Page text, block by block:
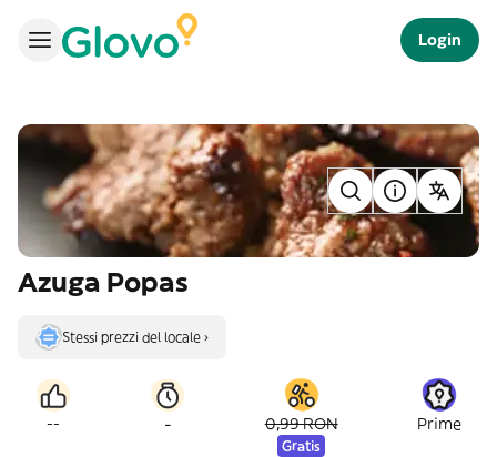
Login
Azuga Popas
Stessi prezzi del locale ›
-- - 0,99 RON
Gratis
Prime